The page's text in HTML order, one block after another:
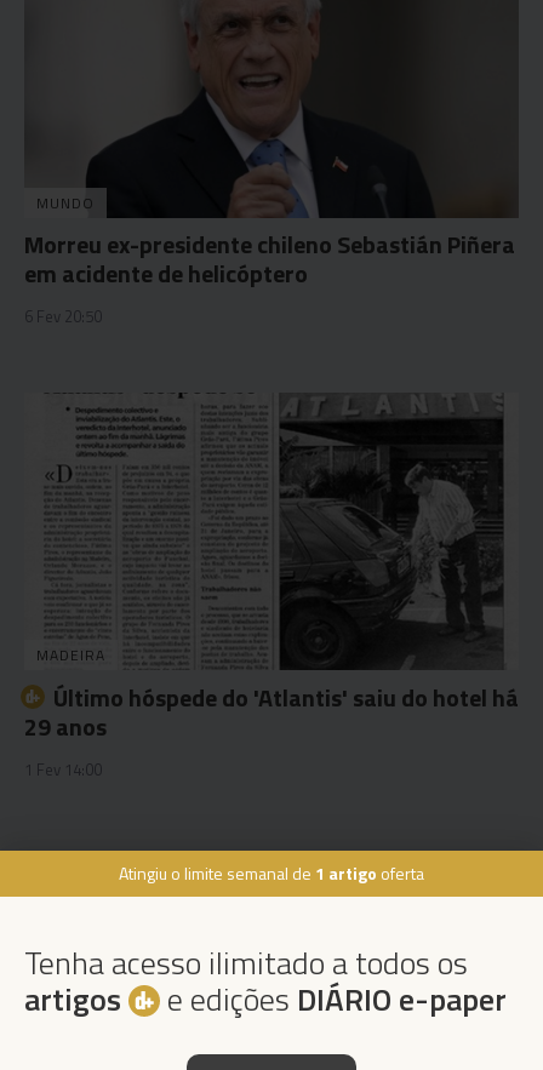
Atingiu o limite semanal de 1 artigo oferta
Tenha acesso ilimitado a todos os
artigos e edições DIÁRIO e-paper
MUNDO
Morreu ex-presidente chileno Sebastián Piñera
em acidente de helicóptero
6 Fev 20:50
MADEIRA
Último hóspede do 'Atlantis' saiu do hotel há
29 anos
1 Fev 14:00
291 202 300
Instale a nossa App
Podcasts ×